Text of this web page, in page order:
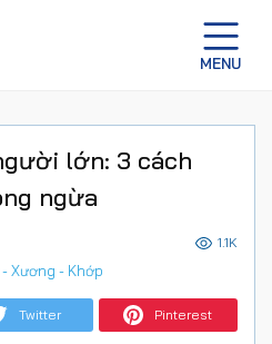
lớn: 3 cách
ngừa
1.1K
- Xương - Khớp
Twitter Pinterest